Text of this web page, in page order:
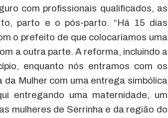
com profissionais qualificados, as
parto e o pós-parto. “Há 15 dias
o prefeito de que colocaríamos uma
a outra parte. A reforma, incluindo a
enquanto nós entramos com os
Mulher com uma entrega simbólica
entregando uma maternidade, um
mulheres de Serrinha e da região do